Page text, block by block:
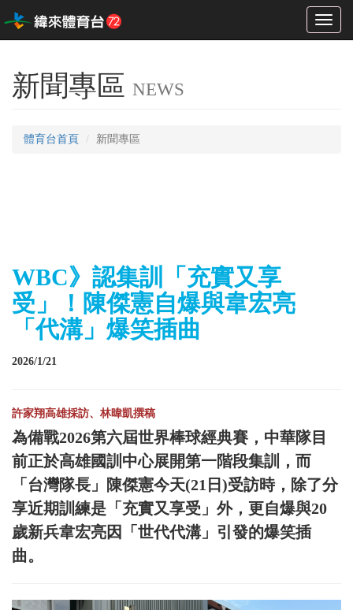
Toggle
新聞專區 NEWS
體育台首頁 新聞專區
WBC》認集訓「充實又享
受」！陳傑憲自爆與韋宏亮
「代溝」爆笑插曲
2026/1/21
許家翔高雄採訪、林暐凱撰稿
為備戰2026第六屆世界棒球經典賽，中華隊目
前正於高雄國訓中心展開第一階段集訓，而
「台灣隊長」陳傑憲今天(21日)受訪時，除了分
享近期訓練是「充實又享受」外，更自爆與20
歲新兵韋宏亮因「世代代溝」引發的爆笑插
曲。